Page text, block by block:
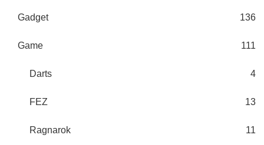
Gadget 136
Game 111
Darts 4
FEZ 13
Ragnarok 11